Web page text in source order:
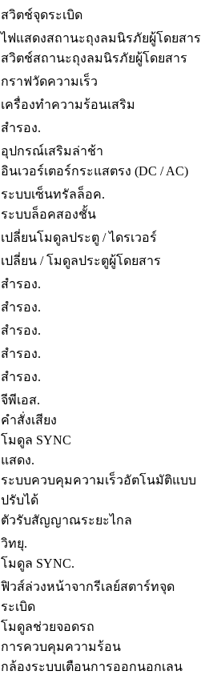
สวิตช์จุดระเบิด
ไฟแสดงสถานะถุงลมนิรภัยผู้โดยสาร
สวิตช์สถานะถุงลมนิรภัยผู้โดยสาร
กราฟวัดความเร็ว
เครื่องทำความร้อนเสริม
สำรอง.
อุปกรณ์เสริมล่าช้า
อินเวอร์เตอร์กระแสตรง (DC / AC)
ระบบเซ็นทรัลล็อค.
ระบบล็อคสองชั้น
เปลี่ยนโมดูลประตู / ไดรเวอร์
เปลี่ยน / โมดูลประตูผู้โดยสาร
สำรอง.
สำรอง.
สำรอง.
สำรอง.
สำรอง.
จีพีเอส.
คำสั่งเสียง
โมดูล SYNC
แสดง.
ระบบควบคุมความเร็วอัตโนมัติแบบ
ปรับได้
ตัวรับสัญญาณระยะไกล
วิทยุ.
โมดูล SYNC.
ฟิวส์ล่วงหน้าจากรีเลย์สตาร์ทจุด
ระเบิด
โมดูลช่วยจอดรถ
การควบคุมความร้อน
กล้องระบบเตือนการออกนอกเลน